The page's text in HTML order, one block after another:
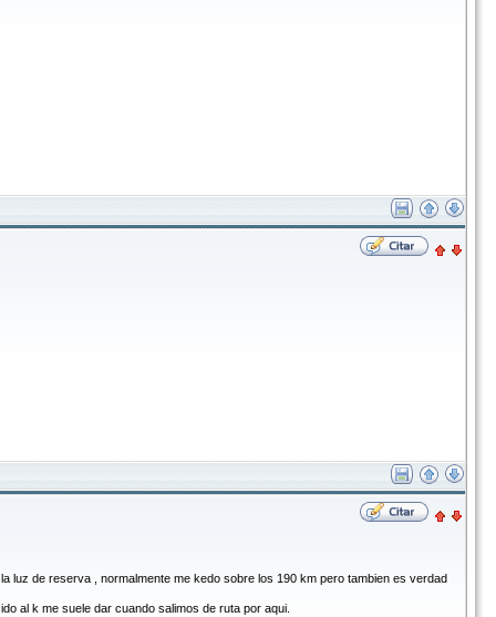
de reserva , normalmente me kedo sobre los 190 km pero tambien es verdad
al k me suele dar cuando salimos de ruta por aqui.